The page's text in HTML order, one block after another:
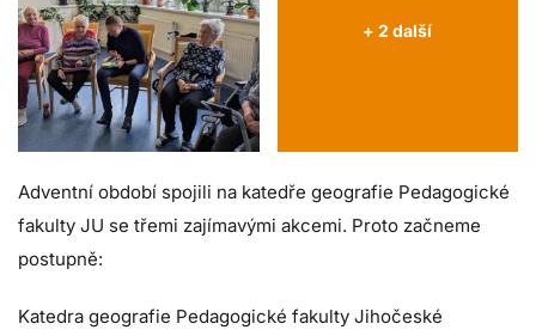
+ 2 další
Adventní období spojili na katedře geografie Pedagogické
fakulty JU se třemi zajímavými akcemi. Proto začneme
postupně:
Katedra geografie Pedagogické fakulty Jihočeské